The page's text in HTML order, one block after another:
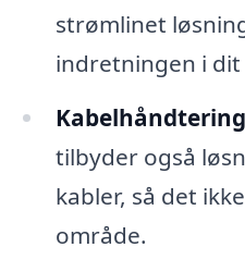
strømlinet
indretningen i dit
tilbyder også
kabler, så det
område.